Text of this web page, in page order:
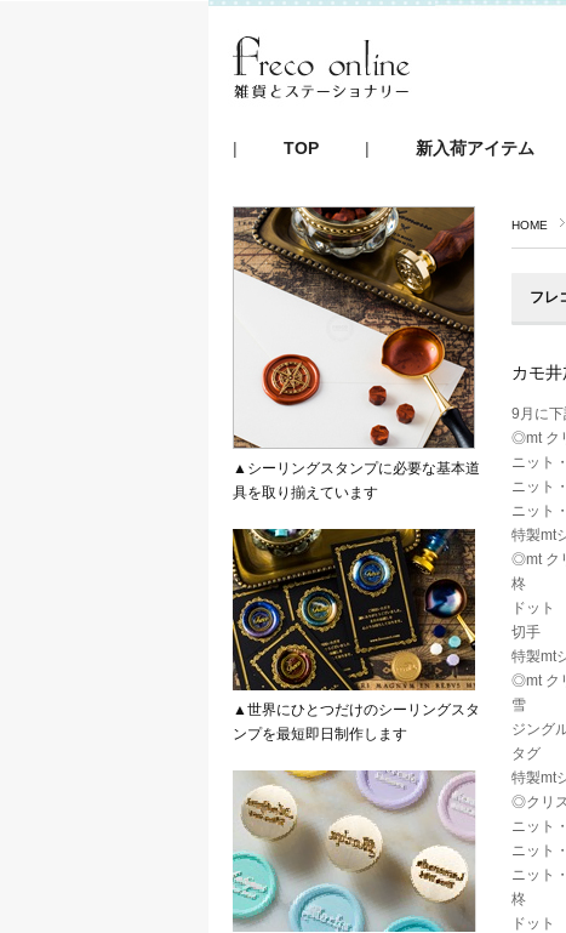
TOP 新入荷アイテム
HOME
フレ
カモ
9月に
◎mt ク
ニット
ニット
ニット
特製mt
◎mt ク
柊
ドット
切手
特製mt
◎mt ク
雪
ジング
タグ
特製mt
◎クリ
ニット
ニット
ニット
柊
ドット
▲シーリングスタンプに必要な基本道
具を取り揃えています
▲世界にひとつだけのシーリングスタ
ンプを最短即日制作します